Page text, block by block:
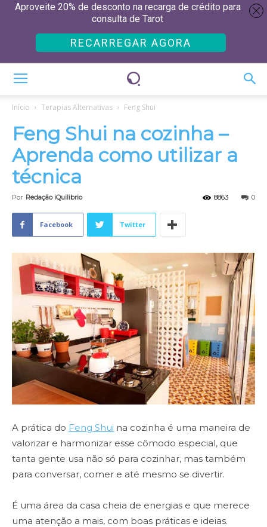
Início Terapias Alternativas Feng Shui
Feng Shui na cozinha –
Aprenda como utilizar a
técnica
Por Redação iQuilibrio 0
8863
Facebook Twitter
A prática do Feng Shui na cozinha é uma maneira de
valorizar e harmonizar esse cômodo especial, que
tanta gente usa não só para cozinhar, mas também
para conversar, comer e até mesmo se divertir.
É uma área da casa cheia de energias e que merece
uma atenção a mais, com boas práticas e ideias.
Aproveite 20% de desconto na recarga de crédito para
consulta de Tarot
RECARREGAR AGORA